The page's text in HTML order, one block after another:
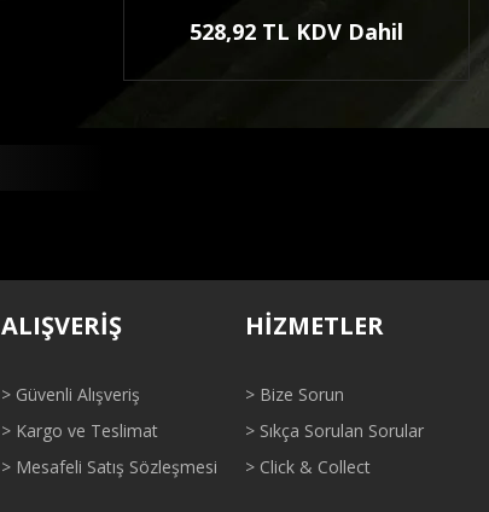
528,92 TL KDV Dahil
ALIŞVERİŞ
> Güvenli Alışveriş
> Kargo ve Teslimat
> Mesafeli Satış Sözleşmesi
HİZMETLER
> Bize Sorun
> Sıkça Sorulan Sorular
> Click & Collect